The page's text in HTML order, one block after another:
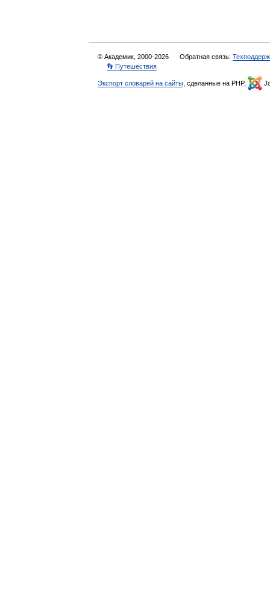
© Академик, 2000-2026 Обратная связь:
👣 Путешествия
Экспорт словарей на сайты , сделанные на PHP,